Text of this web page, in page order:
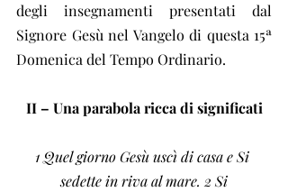
degli insegnamenti presentati dal
Signore Gesù nel Vangelo di questa 15ª
Domenica del Tempo Ordinario.
II – Una parabola ricca di significati
1 Quel giorno Gesù uscì di casa e Si
sedette in riva al mare. 2 Si